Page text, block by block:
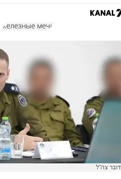
Железные мечи
דובר צה"ל